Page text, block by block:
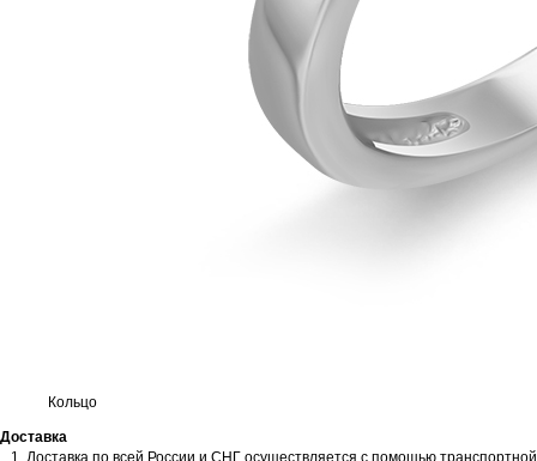
Кольцо
Доставка